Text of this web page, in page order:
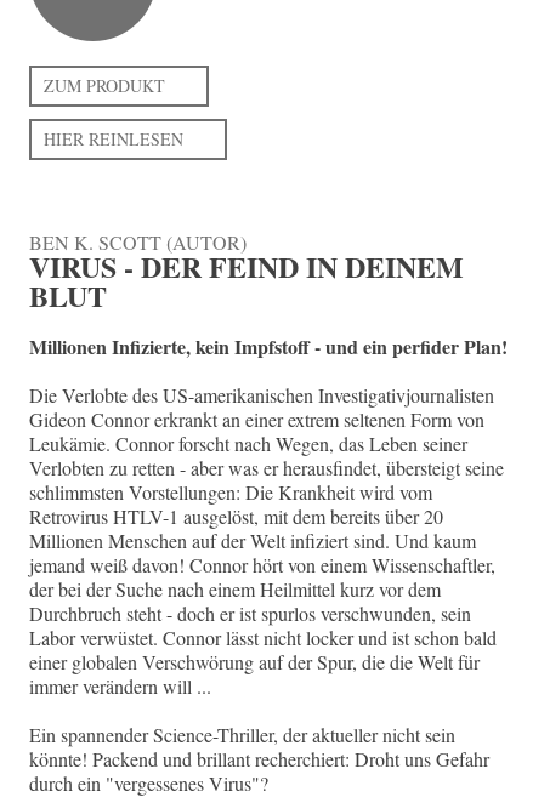
ZUM PRODUKT
HIER REINLESEN
BEN K. SCOTT (AUTOR)
VIRUS - DER FEIND IN DEINEM
BLUT
Millionen Infizierte, kein Impfstoff - und ein perfider Plan!
Die Verlobte des US-amerikanischen Investigativjournalisten
Gideon Connor erkrankt an einer extrem seltenen Form von
Leukämie. Connor forscht nach Wegen, das Leben seiner
Verlobten zu retten - aber was er herausfindet, übersteigt seine
schlimmsten Vorstellungen: Die Krankheit wird vom
Retrovirus HTLV-1 ausgelöst, mit dem bereits über 20
Millionen Menschen auf der Welt infiziert sind. Und kaum
jemand weiß davon! Connor hört von einem Wissenschaftler,
der bei der Suche nach einem Heilmittel kurz vor dem
Durchbruch steht - doch er ist spurlos verschwunden, sein
Labor verwüstet. Connor lässt nicht locker und ist schon bald
einer globalen Verschwörung auf der Spur, die die Welt für
immer verändern will ...
Ein spannender Science-Thriller, der aktueller nicht sein
könnte! Packend und brillant recherchiert: Droht uns Gefahr
durch ein "vergessenes Virus"?